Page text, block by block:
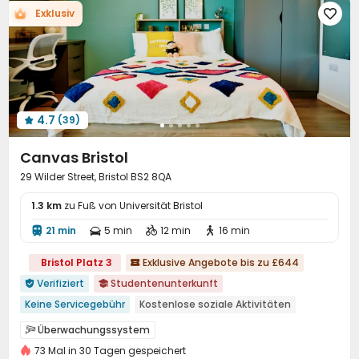
 Soziale Aktivitäten Restaurant Waschraum
Drahtloses Netzwerk Aufzug  Halle
Gemeinschaftsküche Abstellplatz für Fahrräder
 Briefkasten Müllraum Selbststudienraum
Automatisierter Verkaufsautomat
 Lounge für Bewohner Fitnessstudio
Instrumentenraum
mülllagerbereich
Exklusiv 
 4.7 (39)
Canvas Bristol
29 Wilder Street, Bristol BS2 8QA
1.3 km zu Fuß von Universität Bristol
 21 min  5 min  12 min  16 min
Bristol Platz 3  Exklusive Angebote bis zu £644
 Verifiziert  Studentenunterkunft
Keine Servicegebühr
Kostenlose soziale Aktivitäten
Schnellrestaurant in der Nähe
nahe dem Supermarkt
Überwachungssystem
24-Stunden-Sicherheitsdienst
73 Mal in 30 Tagen gespeichert